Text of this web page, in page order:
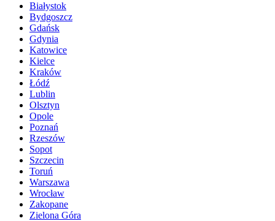
Białystok
Bydgoszcz
Gdańsk
Gdynia
Katowice
Kielce
Kraków
Łódź
Lublin
Olsztyn
Opole
Poznań
Rzeszów
Sopot
Szczecin
Toruń
Warszawa
Wrocław
Zakopane
Zielona Góra